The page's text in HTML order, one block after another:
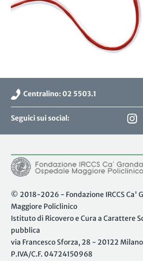
Centralino: 02 5503.1
Seguici sui social:
© 2018-2026 - Fondazione IRCCS Ca'
Maggiore Policlinico
Istituto di Ricovero e Cura a Carattere
pubblica
via Francesco Sforza, 28 - 20122 Milano
P.IVA/C.F. 04724150968